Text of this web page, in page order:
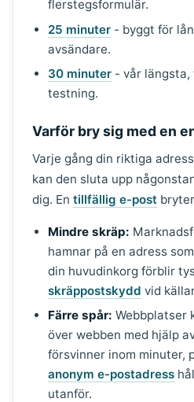
flerstegsformulär.
25 minuter - byggt för
avsändare.
30 minuter - vår längsta,
testning.
Varför bry sig med en
Varje gång din riktiga
kan den sluta upp
dig. En tillfällig e-post
Mindre skräp:
hamnar på en adress
din huvudinkorg förblir
skräppostskydd vid
Färre spår: Webbplatser
över webben med hjälp
försvinner inom minuter,
anonym e-postadress
utanför.